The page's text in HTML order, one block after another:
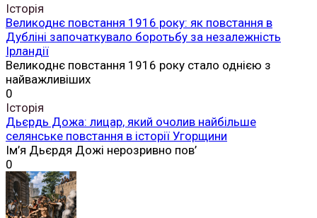
Історія
Великоднє повстання 1916 року: як повстання в
Дубліні започаткувало боротьбу за незалежність
Ірландії
Великоднє повстання 1916 року стало однією з
найважливіших
0
Історія
Дьєрдь Дожа: лицар, який очолив найбільше
селянське повстання в історії Угорщини
Ім’я Дьєрдя Дожі нерозривно пов’
0